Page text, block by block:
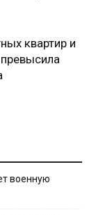
квартир и
военную